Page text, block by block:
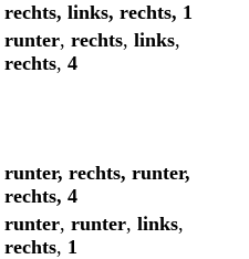
rechts, links, rechts, 1
runter, rechts, links,
rechts, 4
runter, rechts, runter,
rechts, 4
runter, runter, links,
rechts, 1